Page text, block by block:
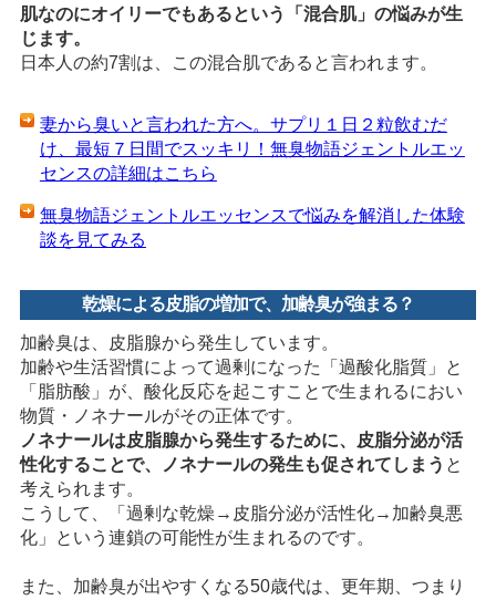
肌なのにオイリーでもあるという「混合肌」の悩みが生
じます。
日本人の約7割は、この混合肌であると言われます。
妻から臭いと言われた方へ。サプリ１日２粒飲むだ
け、最短７日間でスッキリ！無臭物語ジェントルエッ
センスの詳細はこちら
無臭物語ジェントルエッセンスで悩みを解消した体験
談を見てみる
乾燥による皮脂の増加で、加齢臭が強まる？
加齢臭は、皮脂腺から発生しています。
加齢や生活習慣によって過剰になった「過酸化脂質」と
「脂肪酸」が、酸化反応を起こすことで生まれるにおい
物質・ノネナールがその正体です。
ノネナールは皮脂腺から発生するために、皮脂分泌が活
性化することで、ノネナールの発生も促されてしまう と
考えられます。
こうして、「過剰な乾燥→皮脂分泌が活性化→加齢臭悪
化」という連鎖の可能性が生まれるのです。
また、加齢臭が出やすくなる50歳代は、更年期、つまり